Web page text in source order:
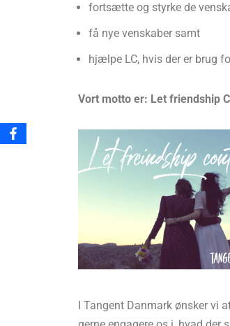
fortsætte og styrke de
få nye venskaber samt
hjælpe LC, hvis der er brug
Vort motto er: Let friendship
I Tangent Danmark ønsker vi